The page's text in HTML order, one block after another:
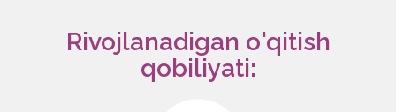
Rivojlanadigan o'qitish
qobiliyati: